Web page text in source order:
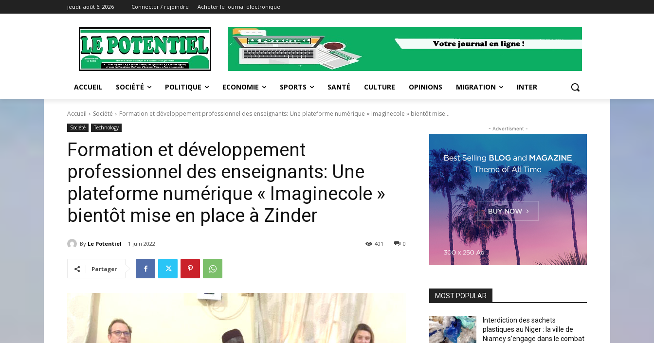
jeudi, août 6, 2026 Connecter / rejoindre Acheter le journal électronique
ACCUEIL SOCIÉTÉ POLITIQUE ECONOMIE SPORTS SANTÉ CULTURE OPINIONS MIGRATION INTER
Accueil Société Formation et développement professionnel des enseignants: Une plateforme numérique « Imaginecole » bientôt mise...
Société Technology
Formation et développement
professionnel des enseignants: Une
plateforme numérique « Imaginecole »
bientôt mise en place à Zinder
By Le Potentiel 1 juin 2022 0
401
Partager
- Advertisment -
MOST POPULAR
Interdiction des sachets
plastiques au Niger : la ville de
Niamey s’engage dans le combat